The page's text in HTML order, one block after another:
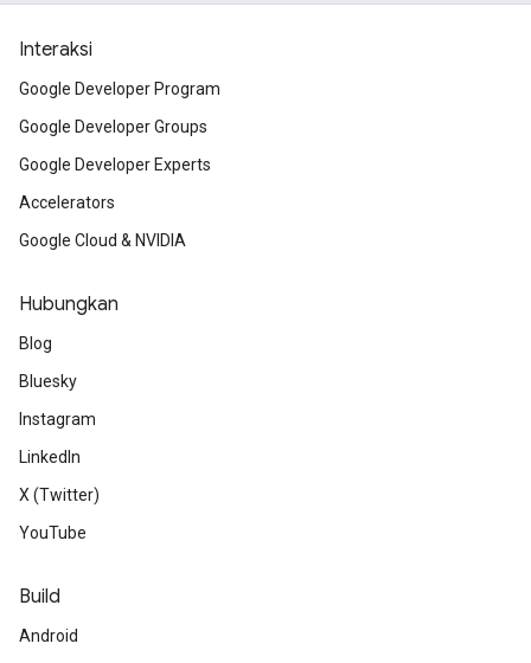
Interaksi
Google Developer Program
Google Developer Groups
Google Developer Experts
Accelerators
Google Cloud & NVIDIA
Hubungkan
Blog
Bluesky
Instagram
LinkedIn
X (Twitter)
YouTube
Build
Android